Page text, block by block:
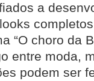
a
“O choro da
entre moda,
podem ser